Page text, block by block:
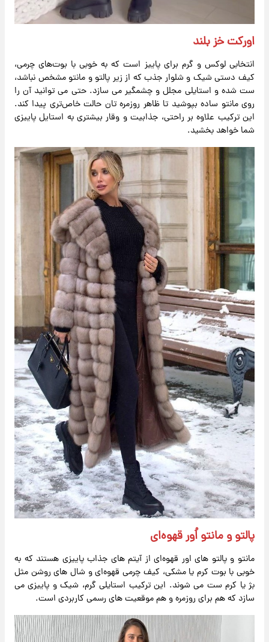
اورکت خز بلند
انتخابی لوکس و گرم برای پاییز است که به ‌خوبی با بوت‌های چرمی،
کیف دستی شیک و شلوار جذب که از زیر پالتو و مانتو مشخص نباشد،
ست شده و استایلی مجلل و چشمگیر می‌ سازد. حتی می‌ توانید آن را
روی مانتو ساده بپوشید تا ظاهر روزمره‌ تان حالت خاص‌تری پیدا کند.
این ترکیب علاوه بر راحتی، جذابیت و وقار بیشتری به استایل پاییزی
شما خواهد بخشید.
پالتو و مانتو اُور قهوه‌ای
مانتو و پالتو های اور قهوه‌ای از آیتم ‌های جذاب پاییزی هستند که به
‌خوبی با بوت کرم یا مشکی، کیف چرمی قهوه‌ای و شال ‌های روشن مثل
بژ یا کرم ست می ‌شوند. این ترکیب استایلی گرم، شیک و پاییزی می
‌سازد که هم برای روزمره و هم موقعیت ‌های رسمی کاربردی است.